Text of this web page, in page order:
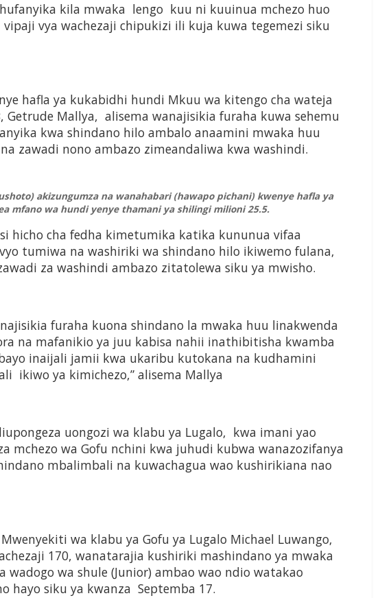
kila mwaka lengo kuu ni kuuinua mchezo huo
vya wachezaji chipukizi ili kuja kuwa tegemezi siku
hafla ya kukabidhi hundi Mkuu wa kitengo cha wateja
Getrude Mallya, alisema wanajisikia furaha kuwa sehemu
kwa shindano hilo ambalo anaamini mwaka huu
zawadi nono ambazo zimeandaliwa kwa washindi.
akizungumza na wanahabari (hawapo pichani) kwenye hafla ya
mfano wa hundi yenye thamani ya shilingi milioni 25.5.
hicho cha fedha kimetumika katika kununua vifaa
tumiwa na washiriki wa shindano hilo ikiwemo fulana,
za washindi ambazo zitatolewa siku ya mwisho.
furaha kuona shindano la mwaka huu linakwenda
na mafanikio ya juu kabisa nahii inathibitisha kwamba
inaijali jamii kwa ukaribu kutokana na kudhamini
ikiwo ya kimichezo,” alisema Mallya
uongozi wa klabu ya Lugalo, kwa imani yao
mchezo wa Gofu nchini kwa juhudi kubwa wanazozifanya
mbalimbali na kuwachagua wao kushirikiana nao
wa klabu ya Gofu ya Lugalo Michael Luwango,
170, wanatarajia kushiriki mashindano ya mwaka
wadogo wa shule (Junior) ambao wao ndio watakao
hayo siku ya kwanza Septemba 17.